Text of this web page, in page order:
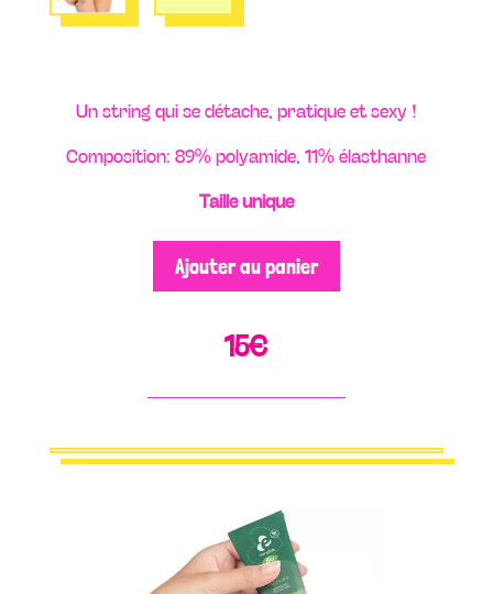
Un string qui se détache, pratique et sexy !
Composition: 89% polyamide, 11% élasthanne
Taille unique
Ajouter au panier
15€